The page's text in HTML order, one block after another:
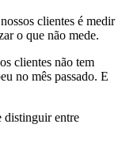
clientes é medir
o que não mede.
clientes não tem
no mês passado. E
distinguir entre